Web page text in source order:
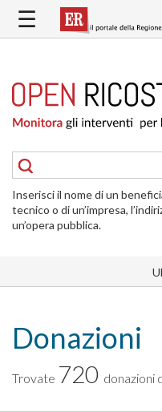
contenuto
RICOSTRUZIONE
PUBBLICA
DELLE
ABITAZIONI
RICOSTRUZIONE
ATTIVITÀ
INTERVENTI
☰
Inserisci il nome di un
tecnico o di un’impresa,
un’opera pubblica.
Donazioni
Trovate 720 donazioni